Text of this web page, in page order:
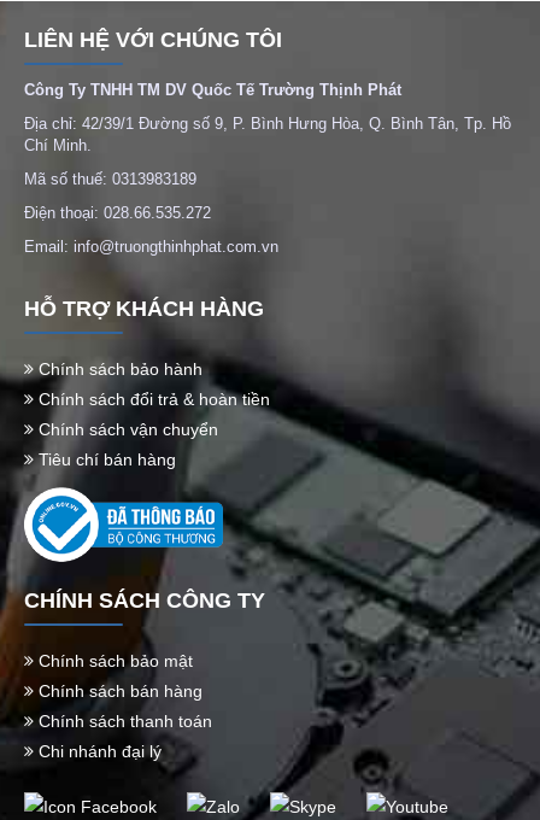
LIÊN HỆ VỚI CHÚNG TÔI
Công Ty TNHH TM DV Quốc Tế Trường Thịnh Phát
Địa chỉ: 42/39/1 Đường số 9, P. Bình Hưng Hòa, Q. Bình Tân, Tp. Hồ
Chí Minh.
Mã số thuế: 0313983189
Điện thoại: 028.66.535.272
Email: info@truongthinhphat.com.vn
HỖ TRỢ KHÁCH HÀNG
Chính sách bảo hành
Chính sách đổi trả & hoàn tiền
Chính sách vận chuyển
Tiêu chí bán hàng
CHÍNH SÁCH CÔNG TY
Chính sách bảo mật
Chính sách bán hàng
Chính sách thanh toán
Chi nhánh đại lý